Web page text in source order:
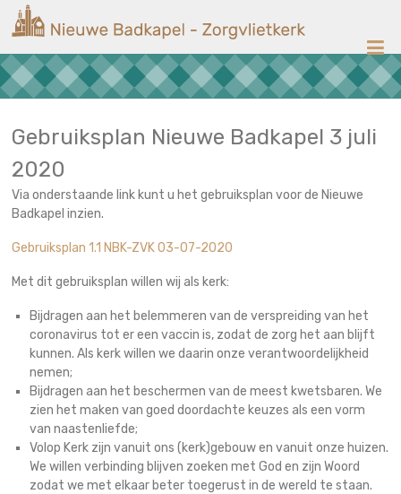
naar
inhoud
Nieuwe
Badkapel
Kerk
Gebruiksplan Nieuwe Badkapel 3 juli
2020
Via onderstaande link kunt u het gebruiksplan voor de Nieuwe
Badkapel inzien.
Gebruiksplan 1.1 NBK-ZVK 03-07-2020
Met dit gebruiksplan willen wij als kerk:
Bijdragen aan het belemmeren van de verspreiding van het
coronavirus tot er een vaccin is, zodat de zorg het aan blijft
kunnen. Als kerk willen we daarin onze verantwoordelijkheid
nemen;
Bijdragen aan het beschermen van de meest kwetsbaren. We
zien het maken van goed doordachte keuzes als een vorm
van naastenliefde;
Volop Kerk zijn vanuit ons (kerk)gebouw en vanuit onze huizen.
We willen verbinding blijven zoeken met God en zijn Woord
zodat we met elkaar beter toegerust in de wereld te staan.